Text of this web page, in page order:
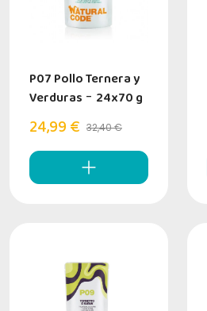
P07 Pollo Ternera y
Verduras - 24x70 g
24,99 € 32,40 €